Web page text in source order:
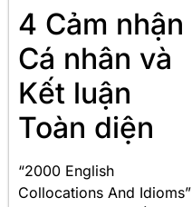
4 Cảm nhận
Cá nhân và
Kết luận
Toàn diện
“2000 English
Collocations And Idioms”